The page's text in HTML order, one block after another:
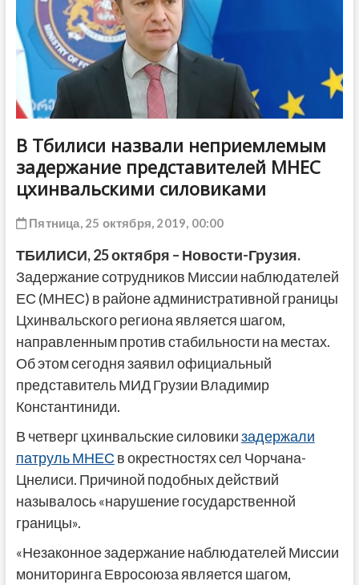
В Тбилиси назвали неприемлемым
задержание представителей МНЕС
цхинвальскими силовиками
Пятница, 25 октября, 2019, 00:00
ТБИЛИСИ, 25 октября – Новости-Грузия.
Задержание сотрудников Миссии наблюдателей
ЕС (МНЕС) в районе административной границы
Цхинвальского региона является шагом,
направленным против стабильности на местах.
Об этом сегодня заявил официальный
представитель МИД Грузии Владимир
Константиниди.
В четверг цхинвальские силовикизадержали
патруль МНЕС в окрестностях сел Чорчана-
Цнелиси. Причиной подобных действий
называлось «нарушение государственной
границы».
«Незаконное задержание наблюдателей Миссии
мониторинга Евросоюза является шагом,